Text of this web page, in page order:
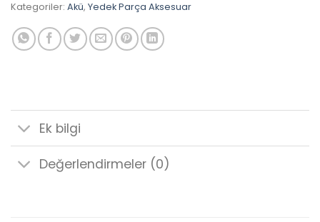
Kategoriler: Akü, Yedek Parça Aksesuar
Ek bilgi
Değerlendirmeler (0)